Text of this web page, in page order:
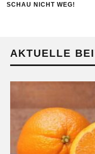
SCHAU NICHT WEG!
AKTUELLE